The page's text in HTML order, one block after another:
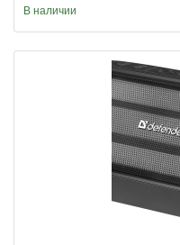
В наличии